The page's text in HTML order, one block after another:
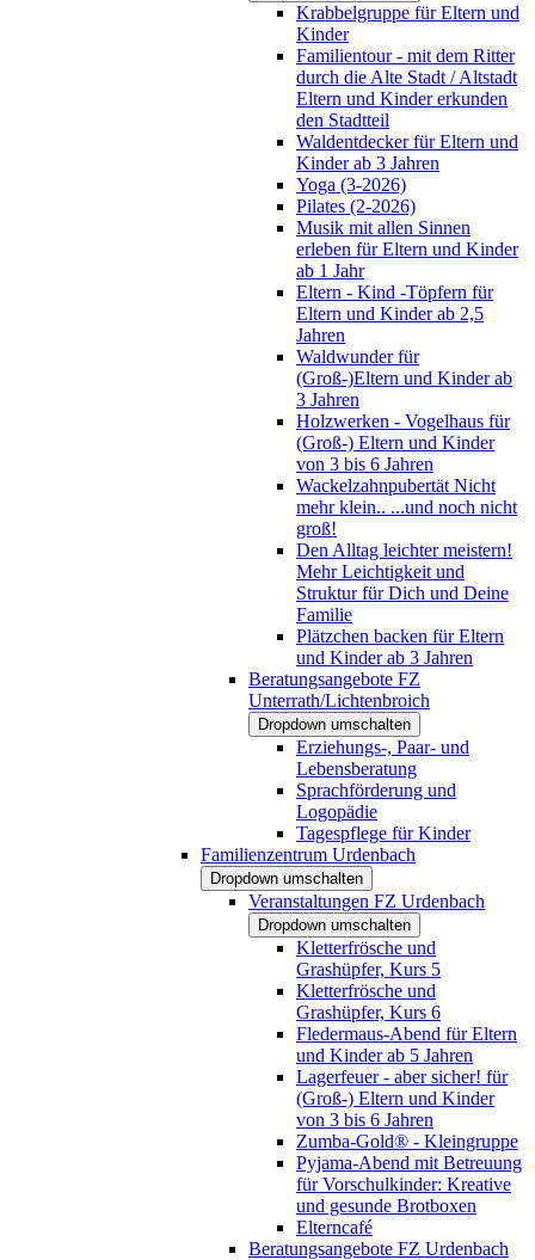
Krabbelgruppe für Eltern und
Kinder
Familientour - mit dem Ritter
durch die Alte Stadt / Altstadt
Eltern und Kinder erkunden
den Stadtteil
Waldentdecker für Eltern und
Kinder ab 3 Jahren
Yoga (3-2026)
Pilates (2-2026)
Musik mit allen Sinnen
erleben für Eltern und Kinder
ab 1 Jahr
Eltern - Kind -Töpfern für
Eltern und Kinder ab 2,5
Jahren
Waldwunder für
(Groß-)Eltern und Kinder ab
3 Jahren
Holzwerken - Vogelhaus für
(Groß-) Eltern und Kinder
von 3 bis 6 Jahren
Wackelzahnpubertät Nicht
mehr klein.. ...und noch nicht
groß!
Den Alltag leichter meistern!
Mehr Leichtigkeit und
Struktur für Dich und Deine
Familie
Plätzchen backen für Eltern
und Kinder ab 3 Jahren
Beratungsangebote FZ
Unterrath/Lichtenbroich
Dropdown umschalten
Erziehungs-, Paar- und
Lebensberatung
Sprachförderung und
Logopädie
Tagespflege für Kinder
Familienzentrum Urdenbach
Dropdown umschalten
Veranstaltungen FZ Urdenbach
Dropdown umschalten
Kletterfrösche und
Grashüpfer, Kurs 5
Kletterfrösche und
Grashüpfer, Kurs 6
Fledermaus-Abend für Eltern
und Kinder ab 5 Jahren
Lagerfeuer - aber sicher! für
(Groß-) Eltern und Kinder
von 3 bis 6 Jahren
Zumba-Gold® - Kleingruppe
Pyjama-Abend mit Betreuung
für Vorschulkinder: Kreative
und gesunde Brotboxen
Elterncafé
Beratungsangebote FZ Urdenbach